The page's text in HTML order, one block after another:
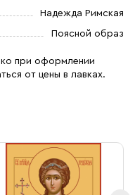
Надежда Римская
Поясной образ
при оформлении
от цены в лавках.